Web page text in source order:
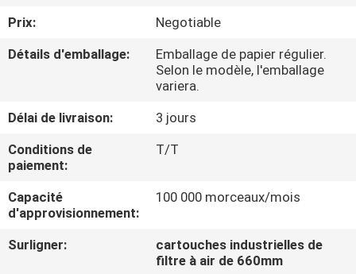
CONTRÔLE
DE
CONTACTEZ-
NOUS
DEMANDEZ
UNE
CITATION
Prix:
Negotiable
Détails d'emballage:
Emballage de papier régulier.
Selon le modèle, l'emballage
variera.
Délai de livraison:
3 jours
Conditions de
paiement:
T/T
Capacité
d'approvisionnement:
100 000 morceaux/mois
Surligner:
cartouches industrielles de
filtre à air de 660mm